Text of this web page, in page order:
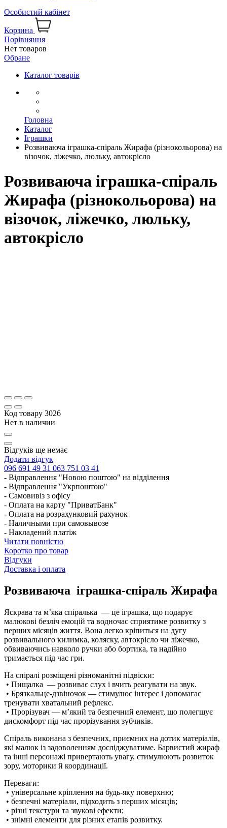
Особистий кабінет
Корзина
Порівняння
Нет товаров
Обране
Каталог товарів
Головна
Каталог
Іграшки
Розвиваюча іграшка-спіраль Жирафа (різнокольорова) на
візочок, ліжечко, люльку, автокрісло
Розвиваюча іграшка-спіраль
Жирафа (різнокольорова) на
візочок, ліжечко, люльку,
автокрісло
Код товару 3026
Нет в наличии
Відгуків ще немає
Додати відгук
096 691 49 31 063 751 03 41
- Відправлення "Новою поштою" на відділення
- Відправлення "Укрпоштою"
- Самовивіз з офісу
- Оплата на карту "ПриватБанк"
- Оплата на розрахунковий рахунок
- Наличными при самовывозе
- Накладений платіж
Читати повністю
Коротко про товар
Відгуки
Доставка і оплата
Розвиваюча іграшка-спіраль Жирафа
Яскрава та м’яка спіралька — це іграшка, що подарує
малюкові безліч емоцій та водночас сприятиме розвитку з
перших місяців життя. Вона легко кріпиться на дугу
розвивального килимка, коляску, автокрісло чи ліжечко,
обвиваючись навколо ручки або бортика, та надійно
тримається під час гри.
На спіралі розміщені різноманітні підвіски:
• Пищалка — розвиває слух і вчить реагувати на звук.
• Брязкальце-дзвіночок — стимулює інтерес і допомагає
тренувати хватальний рефлекс.
• Прорізувач — м’який та безпечний елемент, що полегшує
дискомфорт під час прорізування зубчиків.
Спіраль виконана з безпечних, приємних на дотик матеріалів,
які малюк із задоволенням досліджуватиме. Барвистий жираф
та інші персонажі привертають увагу, стимулюють розвиток
зору, моторики й координації.
Переваги:
• універсальне кріплення на будь-яку поверхню;
• безпечні матеріали, підходить з перших місяців;
• різні текстури та звукові ефекти;
• знімні елементи для різних етапів розвитку.